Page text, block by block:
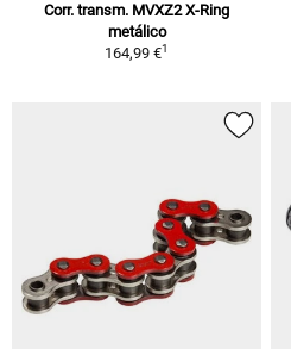
Corr. transm. MVXZ2 X-Ring
metálico
164,99 €1